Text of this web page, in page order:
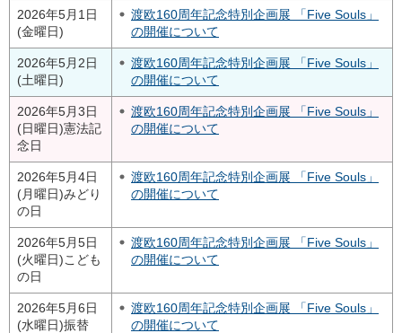
2026年5月1日
(金曜日)
渡欧160周年記念特別企画展 「Five Souls」
の開催について
2026年5月2日
(土曜日)
渡欧160周年記念特別企画展 「Five Souls」
の開催について
2026年5月3日
(日曜日)憲法記
念日
渡欧160周年記念特別企画展 「Five Souls」
の開催について
2026年5月4日
(月曜日)みどり
の日
渡欧160周年記念特別企画展 「Five Souls」
の開催について
2026年5月5日
(火曜日)こども
の日
渡欧160周年記念特別企画展 「Five Souls」
の開催について
2026年5月6日
(水曜日)振替
渡欧160周年記念特別企画展 「Five Souls」
の開催について